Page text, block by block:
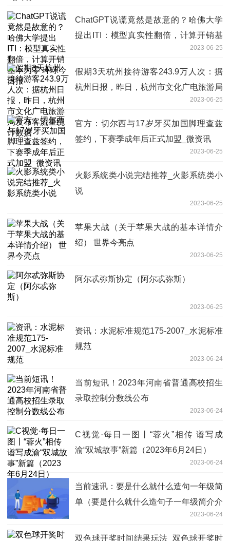
ChatGPT说谎竟然是故意的？哈佛大学
提出ITI：模型真实性翻倍，计算开销基
2023-06-25
假期3天杭州接待游客243.9万人次：据
杭州日报，昨日，杭州市文化广电旅游局
2023-06-25
官方：切尔西与17岁牙买加国脚理查兹
签约，下赛季成年后正式加盟_微资讯
2023-06-25
火影系统类小说完结推荐_火影系统类小
说
2023-06-25
苹果大战（关于苹果大战的基本详情介
绍） 世界今亮点
2023-06-25
阿尔忒弥斯协定（阿尔忒弥斯）
2023-06-25
资讯：水泥标准规范175-2007_水泥标准
规范
2023-06-24
当前短讯！2023年河南省普通高校招生
录取控制分数线公布
2023-06-24
C视觉·每日一图丨“蓉火”相传 谱写成
渝“双城故事”新篇（2023年6月24日）
2023-06-24
当前速讯：要是什么就什么造句一年级简
单（要是什么就什么造句子一年级简介介
2023-06-24
双色球开奖时间结果玩法_双色球开奖时